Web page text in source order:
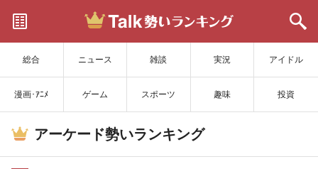
総合 ニュース 雑談 実況 アイドル
漫画･ｱﾆﾒ ゲーム スポーツ 趣味 投資
サイトを更新
アーケード勢いランキング